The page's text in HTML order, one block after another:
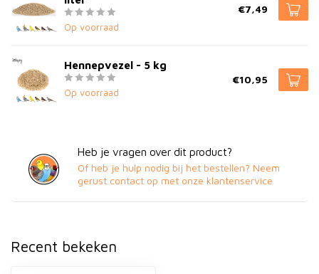
Op voorraad
€7,49
Hennepvezel - 5 kg
Op voorraad
€10,95
Heb je vragen over dit product?
Of heb je hulp nodig bij het bestellen? Neem
gerust contact op met onze klantenservice
Recent bekeken